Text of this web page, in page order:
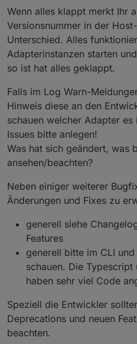
Wenn alles klappt merkt Ihr
Versionsnummer in der
Unterschied. Alles
Adapterinstanzen starten
so ist hat alles geklappt.
Falls im Log Warn-
Hinweis diese an den
schauen welcher Adapter
Issues bitte anlegen!
Was hat sich geändert, was
ansehen/beachten?
Neben einiger weiterer
Änderungen und Fixes zu
generell siehe
Features
generell bitte im CLI
schauen. Die Typescript
haben sehr viel Code
Speziell die Entwickler
Deprecations und neuen
beachten.